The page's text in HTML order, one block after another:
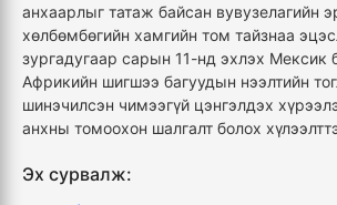
анхаарлыг татаж байсан вувузелагийн
хөлбөмбөгийн хамгийн том тайзнаа
зургадугаар сарын 11-нд эхлэх Мексик
Африкийн шигшээ багуудын нээлтийн
шинэчилсэн чимээгүй цэнгэлдэх
анхны томоохон шалгалт болох
Эх сурвалж: